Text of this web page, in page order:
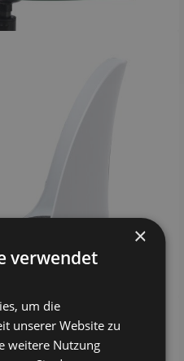
×
verwendet
um die
unserer Website zu
weitere Nutzung